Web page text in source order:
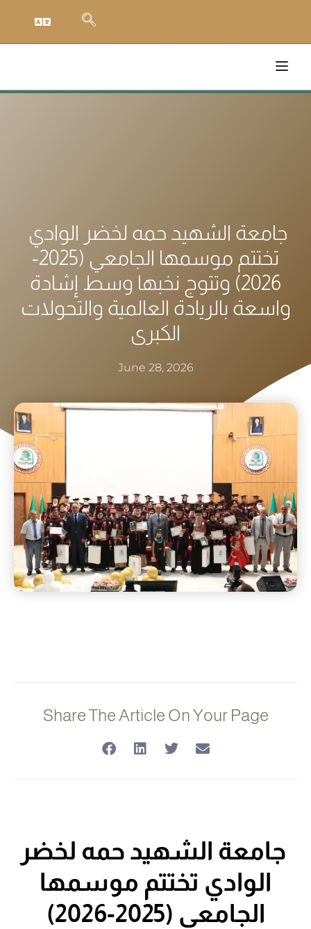
تختتم موسمها الجامعي (2025-
2026) وتتوج نخبها وسط إشادة
واسعة بالريادة العالمية والتحولات
الكبرى
June 28, 2026
Share The Article On Your Page
جامعة الشهيد حمه لخضر
الوادي تختتم موسمها
الجامعي (2025-2026)